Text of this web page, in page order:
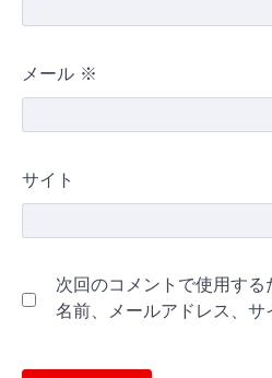
メール ※
サイト
次回のコメントで使用す
名前、メールアドレス、サ